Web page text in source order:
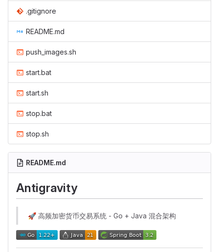
.gitignore
README.md
push_images.sh
start.bat
start.sh
stop.bat
stop.sh
README.md
Antigravity
🚀 高频加密货币交易系统 - Go + Java 混合架构